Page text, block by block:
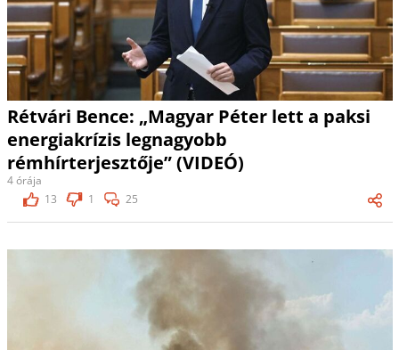
Rétvári Bence: „Magyar Péter lett a paksi
energiakrízis legnagyobb
rémhírterjesztője” (VIDEÓ)
4 órája
13
1 25